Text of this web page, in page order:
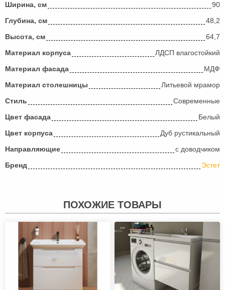
Ширина, см
90
Глубина, см
48,2
Высота, см
64,7
Материал корпуса
ЛДСП влагостойкий
Материал фасада
МДФ
Материал столешницы
Литьевой мрамор
Стиль
Современные
Цвет фасада
Белый
Цвет корпуса
Дуб рустикальный
Направляющие
с доводчиком
Бренд
Эстет
ПОХОЖИЕ ТОВАРЫ